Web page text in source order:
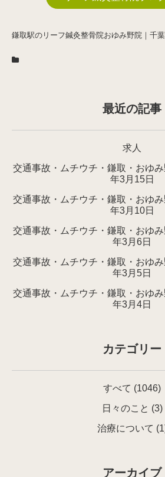
鎌取駅のリーフ鍼灸整骨院おゆみ野院｜千
最近の記事
求人
交通事故・ムチウチ・鎌取・おゆ
年3月15日
交通事故・ムチウチ・鎌取・おゆ
年3月10日
交通事故・ムチウチ・鎌取・おゆ
年3月6日
交通事故・ムチウチ・鎌取・おゆ
年3月5日
交通事故・ムチウチ・鎌取・おゆ
年3月4日
カテゴリー
すべて (1046)
日々のこと (3)
治療について
アーカイブ